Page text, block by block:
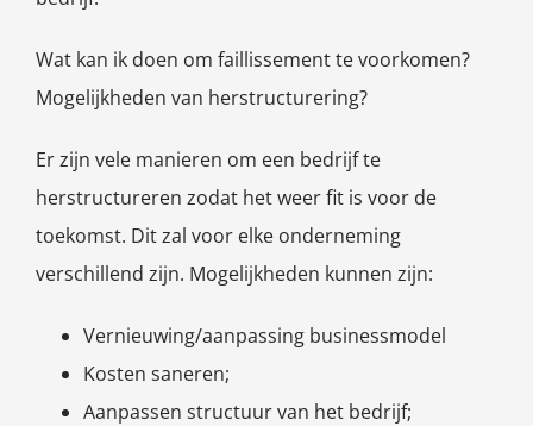
Wat kan ik doen om faillissement te voorkomen?
Mogelijkheden van herstructurering?
Er zijn vele manieren om een bedrijf te
herstructureren zodat het weer fit is voor de
toekomst. Dit zal voor elke onderneming
verschillend zijn. Mogelijkheden kunnen zijn:
Vernieuwing/aanpassing businessmodel
Kosten saneren;
Aanpassen structuur van het bedrijf;